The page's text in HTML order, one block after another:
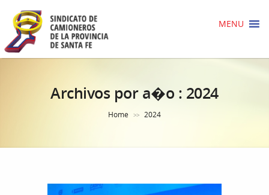
MENU
Archivos por a�o : 2024
Home >> 2024